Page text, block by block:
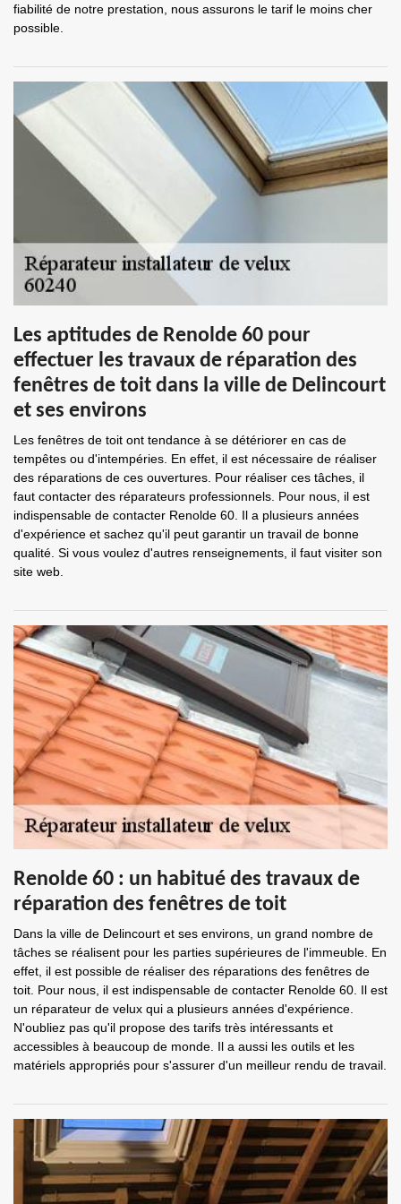
fiabilité de notre prestation, nous assurons le tarif le moins cher
possible.
Les aptitudes de Renolde 60 pour
effectuer les travaux de réparation des
fenêtres de toit dans la ville de Delincourt
et ses environs
Les fenêtres de toit ont tendance à se détériorer en cas de
tempêtes ou d'intempéries. En effet, il est nécessaire de réaliser
des réparations de ces ouvertures. Pour réaliser ces tâches, il
faut contacter des réparateurs professionnels. Pour nous, il est
indispensable de contacter Renolde 60. Il a plusieurs années
d'expérience et sachez qu'il peut garantir un travail de bonne
qualité. Si vous voulez d'autres renseignements, il faut visiter son
site web.
Renolde 60 : un habitué des travaux de
réparation des fenêtres de toit
Dans la ville de Delincourt et ses environs, un grand nombre de
tâches se réalisent pour les parties supérieures de l'immeuble. En
effet, il est possible de réaliser des réparations des fenêtres de
toit. Pour nous, il est indispensable de contacter Renolde 60. Il est
un réparateur de velux qui a plusieurs années d'expérience.
N'oubliez pas qu'il propose des tarifs très intéressants et
accessibles à beaucoup de monde. Il a aussi les outils et les
matériels appropriés pour s'assurer d'un meilleur rendu de travail.